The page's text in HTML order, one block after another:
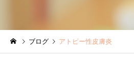
水虫（足白癬）を放置する
ブログ アトピー性皮膚炎